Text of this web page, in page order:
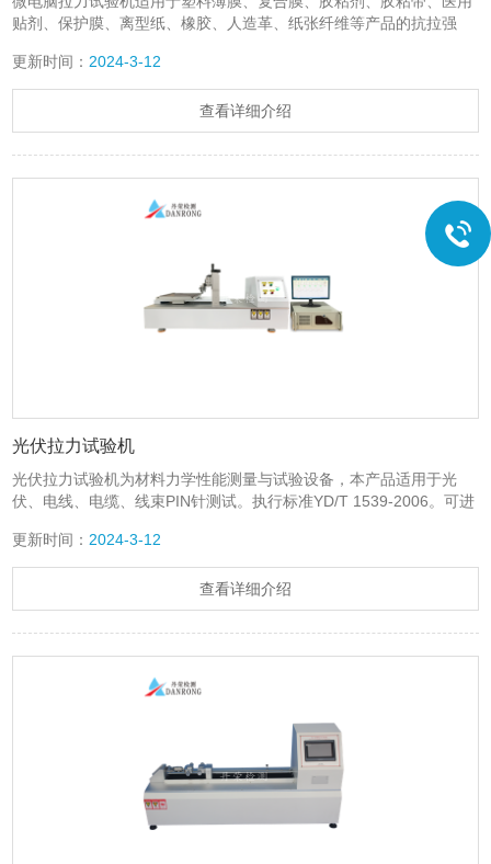
贴剂、保护膜、离型纸、橡胶、人造革、纸张纤维等产品的抗拉强
更新时间： 2024-3-12
查看详细介绍
光伏拉力试验机
光伏拉力试验机为材料力学性能测量与试验设备，本产品适用于光
伏、电线、电缆、线束PIN针测试。执行标准YD/T 1539-2006。可进
电缆、3m胶带、标签、保护膜及环保袋等各种材料的试片、半成
品、成品的拉伸、剥离、压缩、戳穿等项目的检测。
更新时间： 2024-3-12
查看详细介绍